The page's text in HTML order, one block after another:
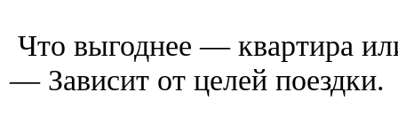
Что выгоднее — квартира
— Зависит от целей поездки.